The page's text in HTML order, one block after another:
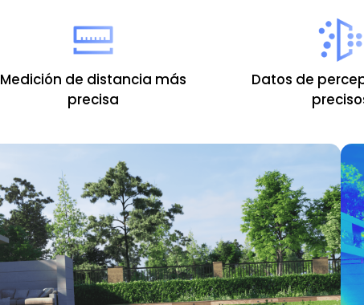
Medición de distancia más
precisa
Datos de